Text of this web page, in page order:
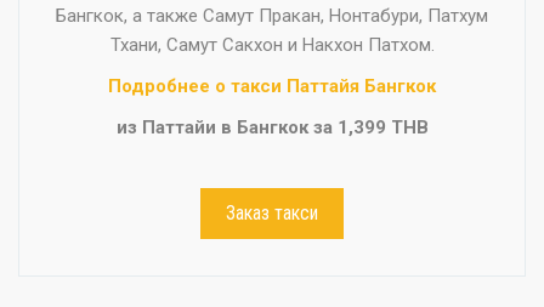
Бангкок, а также Самут Пракан, Нонтабури, Патхум
Тхани, Самут Сакхон и Накхон Патхом.
Подробнее о такси Паттайя Бангкок
из Паттайи в Бангкок за 1,399 THB
Заказ такси